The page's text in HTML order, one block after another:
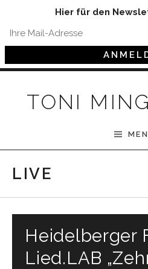
TONI
LIVE
Heidelberger
Lied.LAB
Hier für den